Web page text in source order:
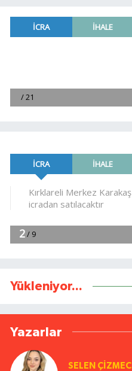
Yükleniyor...
Yazarlar
SELEN ÇİZMECİ